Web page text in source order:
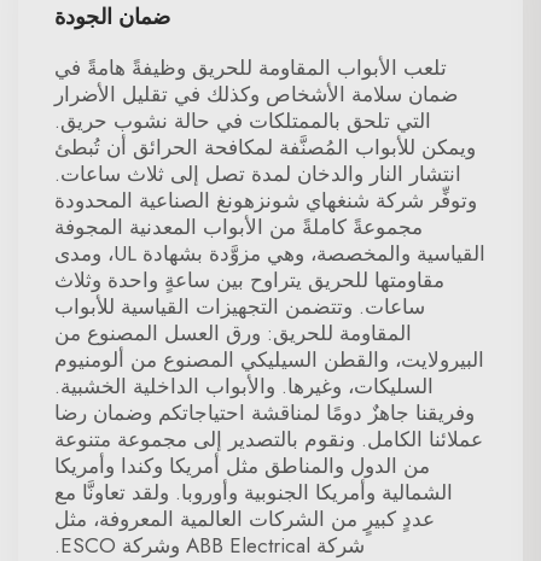
ضمان الجودة
تلعب الأبواب المقاومة للحريق وظيفةً هامةً في
ضمان سلامة الأشخاص وكذلك في تقليل الأضرار
التي تلحق بالممتلكات في حالة نشوب حريق.
ويمكن للأبواب المُصنَّفة لمكافحة الحرائق أن تُبطئ
انتشار النار والدخان لمدة تصل إلى ثلاث ساعات.
وتوفِّر شركة شنغهاي شونزهونغ الصناعية المحدودة
مجموعةً كاملةً من الأبواب المعدنية المجوفة
القياسية والمخصصة، وهي مزوَّدة بشهادة UL، ومدى
مقاومتها للحريق يتراوح بين ساعةٍ واحدة وثلاث
ساعات. وتتضمن التجهيزات القياسية للأبواب
المقاومة للحريق: ورق العسل المصنوع من
البيرولايت، والقطن السيليكي المصنوع من ألومنيوم
السليكات، وغيرها. والأبواب الداخلية الخشبية.
وفريقنا جاهزٌ دومًا لمناقشة احتياجاتكم وضمان رضا
عملائنا الكامل. ونقوم بالتصدير إلى مجموعة متنوعة
من الدول والمناطق مثل أمريكا وكندا وأمريكا
الشمالية وأمريكا الجنوبية وأوروبا. ولقد تعاونَّا مع
عددٍ كبيرٍ من الشركات العالمية المعروفة، مثل
شركة ABB Electrical وشركة ESCO.